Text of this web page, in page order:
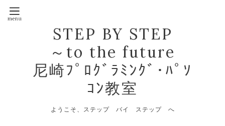
STEP BY STEP
～to the future
尼崎ﾌﾟﾛｸﾞﾗﾐﾝｸﾞ･ﾊﾟｿ
ｺﾝ教室
ようこそ、ステップ バイ ステップ へ